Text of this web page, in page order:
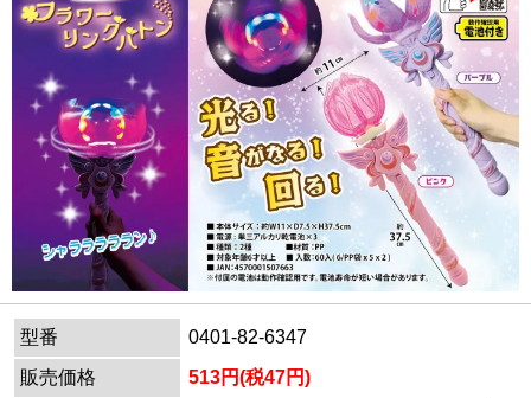
型番
0401-82-6347
販売価格
513円(税47円)